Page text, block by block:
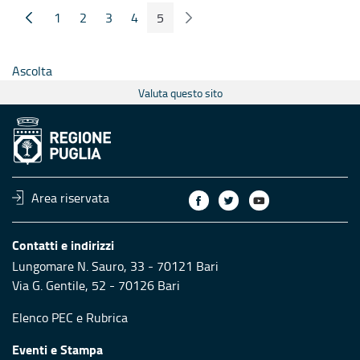
Pagina Precedente
Pagina
1 Pagina
2 Pagina
3 Pagina
4 Pagina
5 Pagina Seguente
Ascolta
Valuta questo sito
Area riservata
Contatti e indirizzi
Lungomare N. Sauro, 33 - 70121 Bari
Via G. Gentile, 52 - 70126 Bari
Elenco PEC e Rubrica
Eventi e Stampa